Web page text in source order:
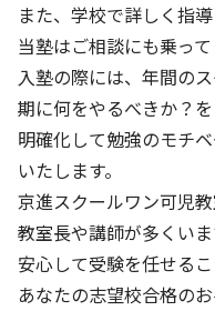
また、学校で詳しく指
当塾はご相談にも乗って
入塾の際には、年間の
期に何をやるべきか？を
明確化して勉強のモチ
いたします。
京進スクールワン可児
教室長や講師が多くい
安心して受験を任せる
あなたの志望校合格の